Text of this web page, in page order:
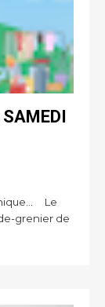
SAMEDI
Le
grenier de